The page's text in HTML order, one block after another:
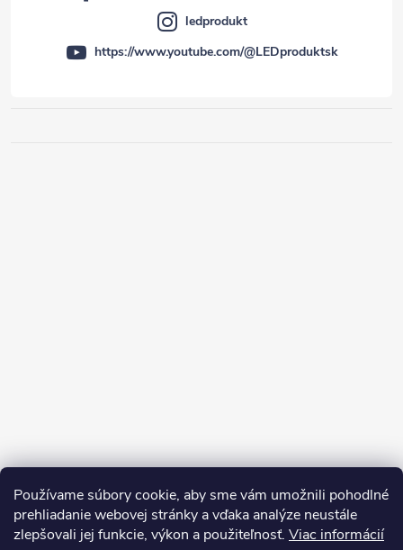
Používame súbory cookie, aby sme vám umožnili pohodlné
prehliadanie webovej stránky a vďaka analýze neustále
zlepšovali jej funkcie, výkon a použiteľnosť. Viac informácií
ledprodukt
https://www.youtube.com/@LEDproduktsk